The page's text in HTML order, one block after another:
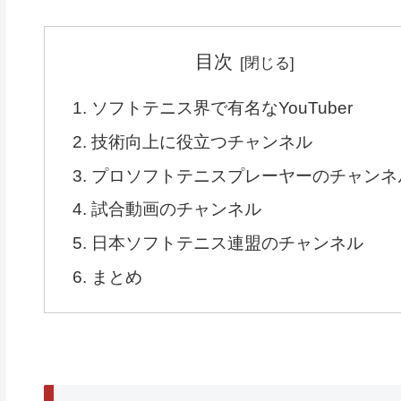
目次
ソフトテニス界で有名なYouTuber
技術向上に役立つチャンネル
プロソフトテニスプレーヤーのチャン
試合動画のチャンネル
日本ソフトテニス連盟のチャンネル
まとめ